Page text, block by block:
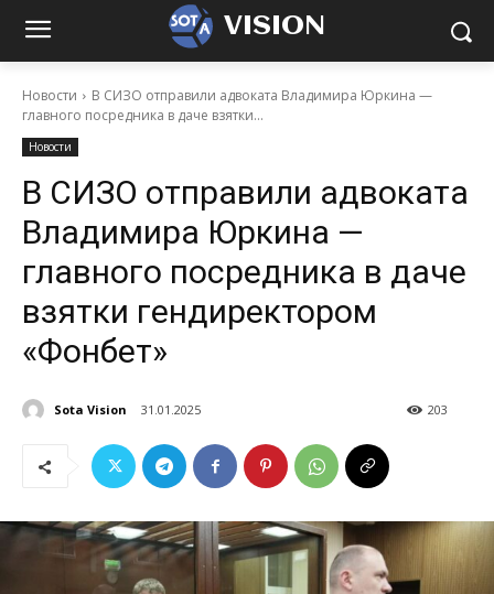
VISION
Новости
В СИЗО отправили адвоката Владимира Юркина —
главного посредника в даче взятки...
Новости
В СИЗО отправили адвоката
Владимира Юркина —
главного посредника в даче
взятки гендиректором
«Фонбет»
Sota Vision 31.01.2025 203